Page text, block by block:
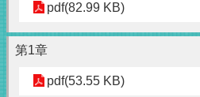
pdf(82.99 KB)
第1章
pdf(53.55 KB)